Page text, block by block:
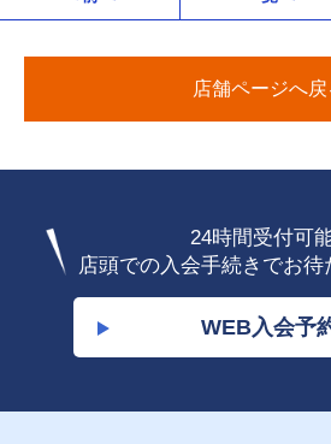
店舗ページへ戻
24時間受付可
店頭での入会手続きでお待
WEB入会予